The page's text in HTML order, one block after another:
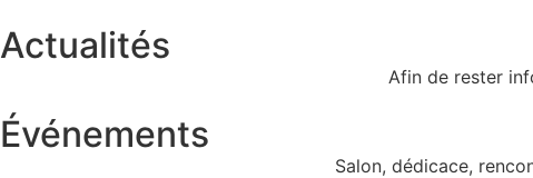
Actualités
Afin de rester
Événements
Salon, dédicace,